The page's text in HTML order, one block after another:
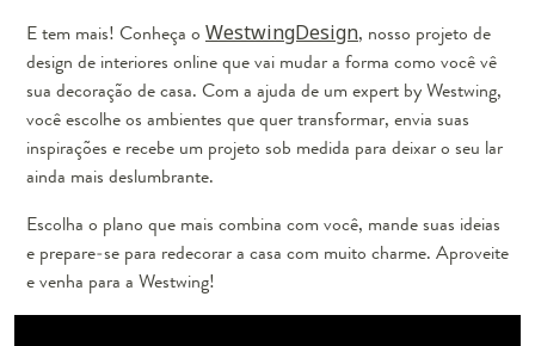
E tem mais! Conheça o WestwingDesign, nosso projeto de
design de interiores online que vai mudar a forma como você vê
sua decoração de casa. Com a ajuda de um expert by Westwing,
você escolhe os ambientes que quer transformar, envia suas
inspirações e recebe um projeto sob medida para deixar o seu lar
ainda mais deslumbrante.
Escolha o plano que mais combina com você, mande suas ideias
e prepare-se para redecorar a casa com muito charme. Aproveite
e venha para a Westwing!